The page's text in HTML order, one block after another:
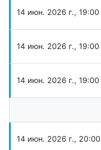
14 июн. 2026 г., 19:00
14 июн. 2026 г., 19:00
14 июн. 2026 г., 19:00
14 июн. 2026 г., 20:00